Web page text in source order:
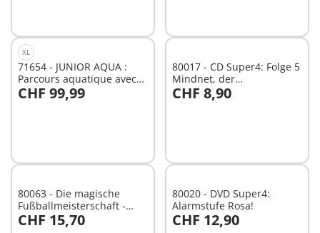
XL
71654 - JUNIOR AQUA :
Parcours aquatique avec
jeux d'eau et effets d'app
CHF 99,99
Au panier
80017 - CD Super4: Folge 5
Mindnet, der
Supercomputer
CHF 8,90
Au panier
80063 - Die magische
Fußballmeisterschaft -
Folge 60
CHF 15,70
Au panier
80020 - DVD Super4:
Alarmstufe Rosa!
CHF 12,90
Au panier